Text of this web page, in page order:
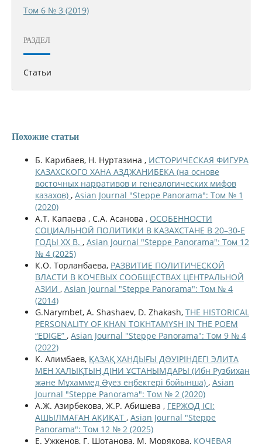
Том 6 № 3 (2019)
РАЗДЕЛ
Статьи
Похожие статьи
Б. Карибаев, Н. Нуртазина , ИСТОРИЧЕСКАЯ ФИГУРА
КАЗАХСКОГО ХАНА АЗДЖАНИБЕКА (на основе
восточных нарративов и генеалогических мифов
казахов) , Asian Journal "Steppe Panorama": Том № 1
(2020)
А.Т. Капаева , С.А. Асанова , ОСОБЕННОСТИ
СОЦИАЛЬНОЙ ПОЛИТИКИ В КАЗАХСТАНЕ В 20–30-Е
ГОДЫ ХХ В. , Asian Journal "Steppe Panorama": Том 12
№ 4 (2025)
К.О. Торланбаева, РАЗВИТИЕ ПОЛИТИЧЕСКОЙ
ВЛАСТИ В КОЧЕВЫХ СООБЩЕСТВАХ ЦЕНТРАЛЬНОЙ
АЗИИ , Asian Journal "Steppe Panorama": Том № 4
(2014)
G.Narymbet, A. Shashaev, D. Zhakash, THE HISTORICAL
PERSONALITY OF KHAN TOKHTAMYSH IN THE POEM
“EDIGE” , Asian Journal "Steppe Panorama": Том 9 № 4
(2022)
К. Алимбаев, ҚАЗАҚ ХАНДЫҒЫ ДƏУІРІНДЕГІ ЭЛИТА
МЕН ХАЛЫҚТЫҢ ДІНИ ҰСТАНЫМДАРЫ (Ибн Рузбихан
және Мұхаммед Əуез еңбектері бойынша) , Asian
Journal "Steppe Panorama": Том № 2 (2020)
А.Ж. Азирбекова, Ж.Р. Абишева , ГЕРЖОД ІСІ:
АШЫЛМАҒАН АҚИҚАТ , Asian Journal "Steppe
Panorama": Том 12 № 2 (2025)
Е. Ужкенов, Г. Шотанова, М. Морякова, КОЧЕВАЯ